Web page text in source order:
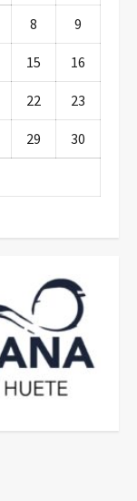
8 9
15 16
22 23
29 30